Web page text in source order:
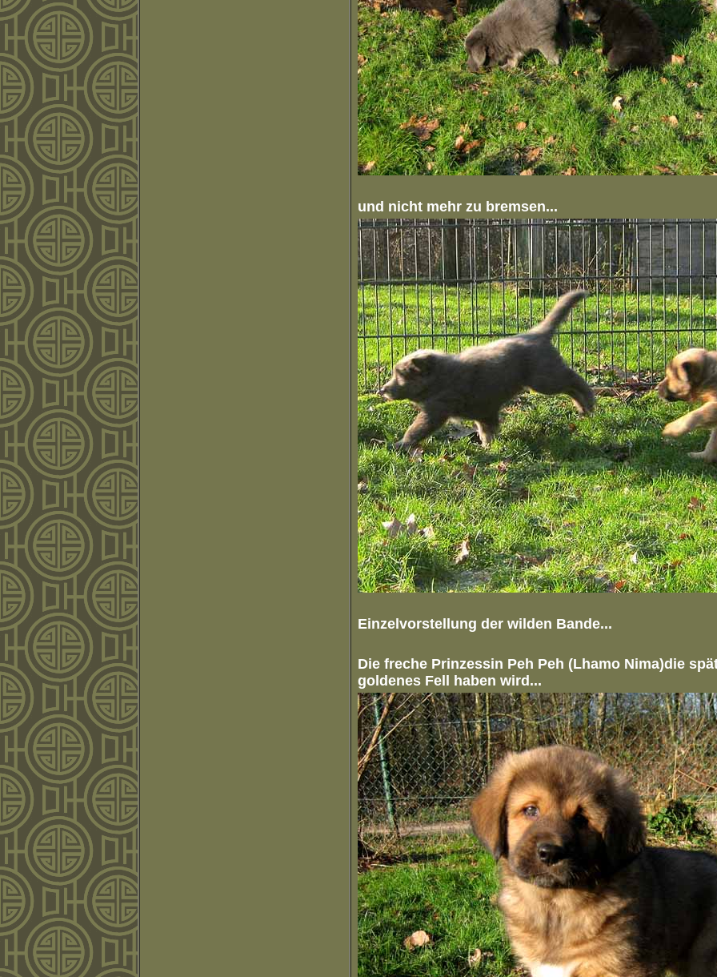
und nicht mehr zu bremsen...
Einzelvorstellung der wilden Bande...
Die freche Prinzessin Peh Peh (Lhamo Nima)die
goldenes Fell haben wird...